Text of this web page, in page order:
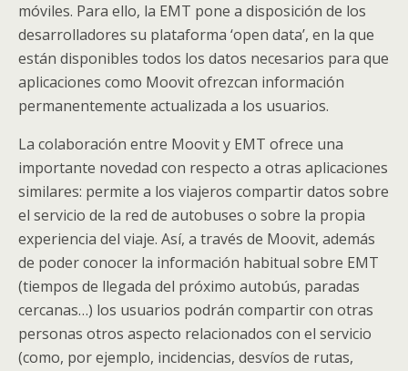
móviles. Para ello, la EMT pone a disposición de los
desarrolladores su plataforma ‘open data’, en la que
están disponibles todos los datos necesarios para que
aplicaciones como Moovit ofrezcan información
permanentemente actualizada a los usuarios.
La colaboración entre Moovit y EMT ofrece una
importante novedad con respecto a otras aplicaciones
similares: permite a los viajeros compartir datos sobre
el servicio de la red de autobuses o sobre la propia
experiencia del viaje. Así, a través de Moovit, además
de poder conocer la información habitual sobre EMT
(tiempos de llegada del próximo autobús, paradas
cercanas…) los usuarios podrán compartir con otras
personas otros aspecto relacionados con el servicio
(como, por ejemplo, incidencias, desvíos de rutas,